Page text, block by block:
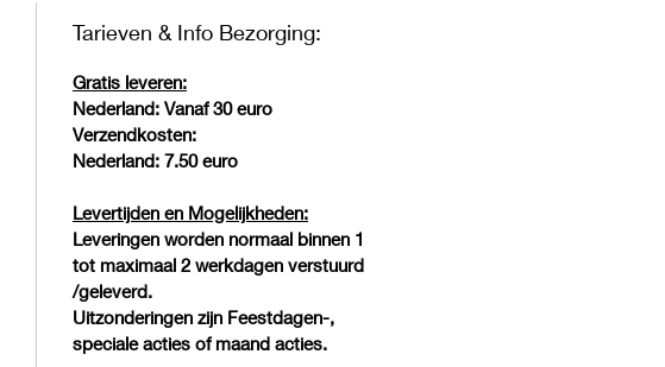
Tarieven & Info Bezorging:
Gratis leveren:
Nederland: Vanaf 30 euro
Verzendkosten:
Nederland: 7.50 euro
Levertijden en Mogelijkheden:
Leveringen worden normaal binnen 1
tot maximaal 2 werkdagen verstuurd
/geleverd.
Uitzonderingen zijn Feestdagen-,
speciale acties of maand acties.